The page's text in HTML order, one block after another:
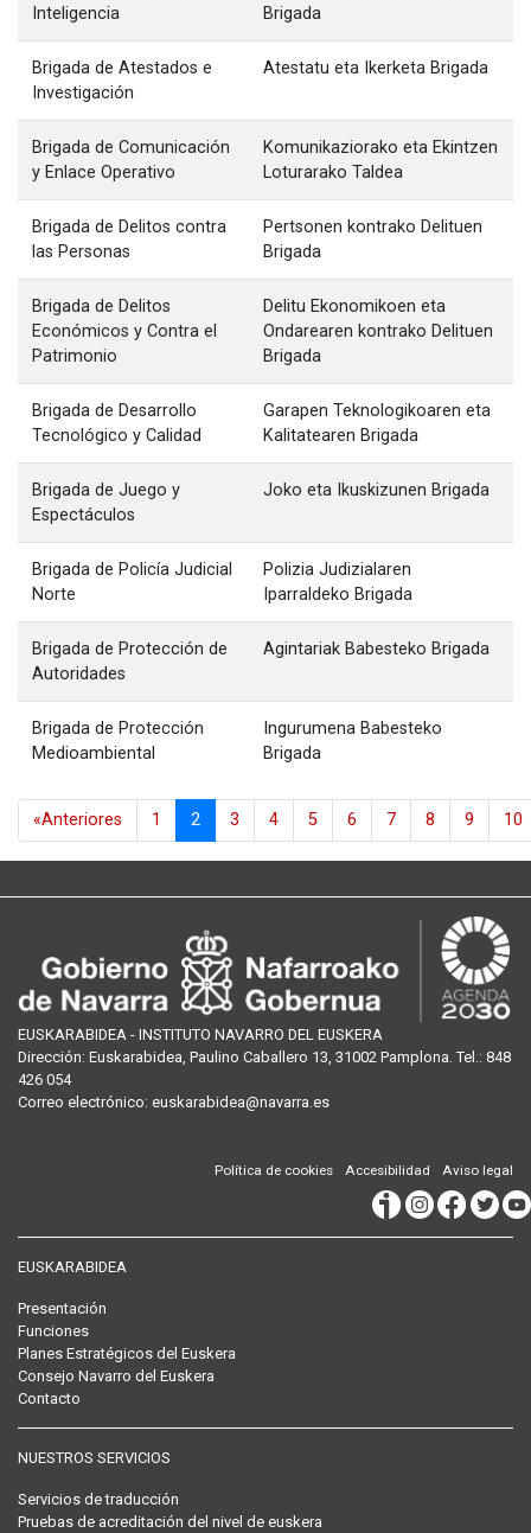
Inteligencia
Brigada
Brigada de Atestados e
Investigación
Atestatu eta Ikerketa Brigada
Brigada de Comunicación
y Enlace Operativo
Komunikaziorako eta Ekintzen
Loturarako Taldea
Brigada de Delitos contra
las Personas
Pertsonen kontrako Delituen
Brigada
Brigada de Delitos
Económicos y Contra el
Patrimonio
Delitu Ekonomikoen eta
Ondarearen kontrako Delituen
Brigada
Brigada de Desarrollo
Tecnológico y Calidad
Garapen Teknologikoaren eta
Kalitatearen Brigada
Brigada de Juego y
Espectáculos
Joko eta Ikuskizunen Brigada
Brigada de Policía Judicial
Norte
Polizia Judizialaren
Iparraldeko Brigada
Brigada de Protección de
Autoridades
Agintariak Babesteko Brigada
Brigada de Protección
Medioambiental
Ingurumena Babesteko
Brigada
«Anteriores 1 2 3 4 5 6 7 8 9 10
EUSKARABIDEA - INSTITUTO NAVARRO DEL EUSKERA
Dirección: Euskarabidea, Paulino Caballero 13, 31002 Pamplona. Tel.: 848
426 054
Correo electrónico: euskarabidea@navarra.es
Aviso legal
Accesibilidad
Política de cookies
EUSKARABIDEA
Presentación
Funciones
Planes Estratégicos del Euskera
Consejo Navarro del Euskera
Contacto
NUESTROS SERVICIOS
Servicios de traducción
Pruebas de acreditación del nivel de euskera